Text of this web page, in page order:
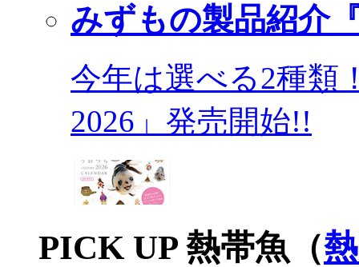
みずもの製品紹介
今年は選べる2種類
2026」発売開始!!
PICK UP 熱帯魚（